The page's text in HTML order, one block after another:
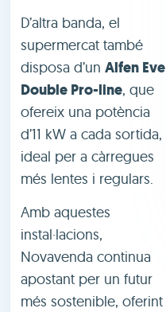
D’altra banda, el
supermercat també
disposa d’unAlfen Eve
Double Pro-line, que
ofereix una potència
d’11 kW a cada sortida,
ideal per a càrregues
més lentes i regulars.
Amb aquestes
instal·lacions,
Novavenda continua
apostant per un futur
més sostenible, oferint